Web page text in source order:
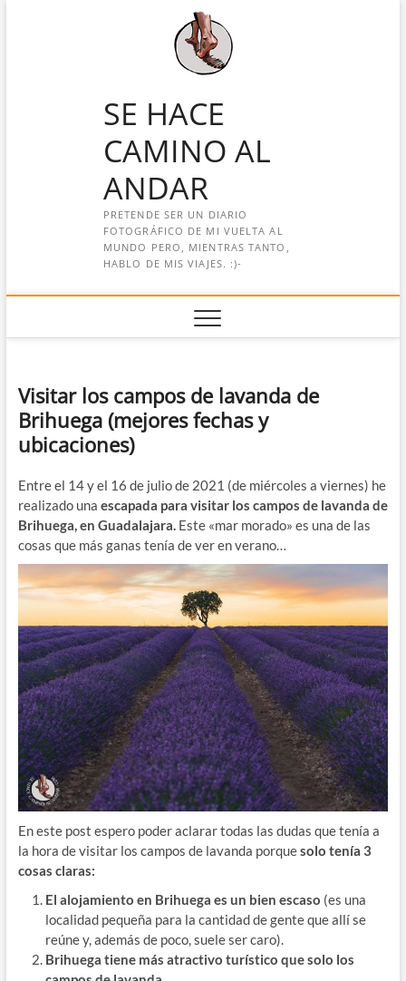
SE HACE
CAMINO AL
ANDAR
PRETENDE SER UN DIARIO
FOTOGRÁFICO DE MI VUELTA AL
MUNDO PERO, MIENTRAS TANTO,
HABLO DE MIS VIAJES. :)-
Visitar los campos de lavanda de
Brihuega (mejores fechas y
ubicaciones)
Entre el 14 y el 16 de julio de 2021 (de miércoles a viernes) he
realizado una escapada para visitar los campos de lavanda de
Brihuega, en Guadalajara.Este «mar morado» es una de las
cosas que más ganas tenía de ver en verano…
En este post espero poder aclarar todas las dudas que tenía a
la hora de visitar los campos de lavanda porquesolo tenía 3
cosas claras:
El alojamiento en Brihuega es un bien escaso (es una
localidad pequeña para la cantidad de gente que allí se
reúne y, además de poco, suele ser caro).
Brihuega tiene más atractivo turístico que solo los